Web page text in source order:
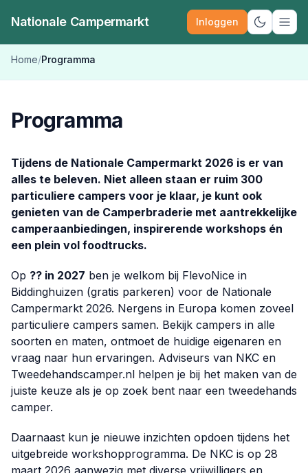
Nationale Campermarkt Inloggen
Schakel
Home/Programma
Programma
Tijdens de Nationale Campermarkt 2026 is er van
alles te beleven. Niet alleen staan er ruim 300
particuliere campers voor je klaar, je kunt ook
genieten van de Camperbraderie met aantrekkelijke
camperaanbiedingen, inspirerende workshops én
een plein vol foodtrucks.
Op ?? in 2027 ben je welkom bij FlevoNice in
Biddinghuizen (gratis parkeren) voor de Nationale
Campermarkt 2026. Nergens in Europa komen zoveel
particuliere campers samen. Bekijk campers in alle
soorten en maten, ontmoet de huidige eigenaren en
vraag naar hun ervaringen. Adviseurs van NKC en
Tweedehandscamper.nl helpen je bij het maken van de
juiste keuze als je op zoek bent naar een tweedehands
camper.
Daarnaast kun je nieuwe inzichten opdoen tijdens het
uitgebreide workshopprogramma. De NKC is op 28
maart 2026 aanwezig met diverse vrijwilligers en